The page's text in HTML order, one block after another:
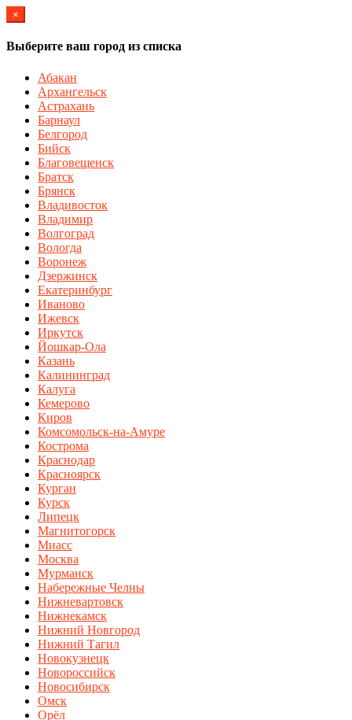
×
Выберите ваш город из списка
Абакан
Архангельск
Астрахань
Барнаул
Белгород
Бийск
Благовещенск
Братск
Брянск
Владивосток
Владимир
Волгоград
Вологда
Воронеж
Дзержинск
Екатеринбург
Иваново
Ижевск
Иркутск
Йошкар-Ола
Казань
Калининград
Калуга
Кемерово
Киров
Комсомольск-на-Амуре
Кострома
Краснодар
Красноярск
Курган
Курск
Липецк
Магнитогорск
Миасс
Москва
Мурманск
Набережные Челны
Нижневартовск
Нижнекамск
Нижний Новгород
Нижний Тагил
Новокузнецк
Новороссийск
Новосибирск
Омск
Орёл